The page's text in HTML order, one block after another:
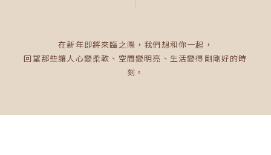
在新年即將來臨之際，我們想和你一起，
回望那些讓人心變柔軟、空間變明亮、生活變得剛剛好的時
刻。